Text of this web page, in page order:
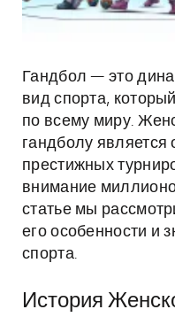
Гандбол — это
вид спорта,
по всему миру.
гандболу
престижных
внимание
статье мы
его особенности и
спорта.
История